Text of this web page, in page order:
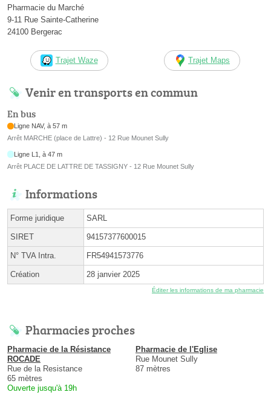
Pharmacie du Marché
9-11 Rue Sainte-Catherine
24100 Bergerac
Trajet Waze Trajet Maps
Venir en transports en commun
En bus
Ligne NAV, à 57 m
Arrêt MARCHE (place de Lattre) - 12 Rue Mounet Sully
Ligne L1, à 47 m
Arrêt PLACE DE LATTRE DE TASSIGNY - 12 Rue Mounet Sully
Informations
Forme juridique SARL
SIRET 94157377600015
N° TVA Intra. FR54941573776
Création 28 janvier 2025
Éditer les informations de ma pharmacie
Pharmacies proches
Pharmacie de la Résistance
ROCADE
Rue de la Resistance
65 mètres
Ouverte jusqu'à 19h
Pharmacie de l'Eglise
Rue Mounet Sully
87 mètres